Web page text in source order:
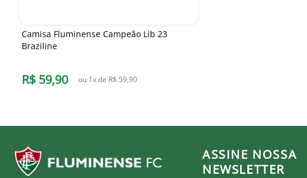
Camisa Fluminense Campeão Lib 23
Braziline
R$ 59,90 ou 1x de R$ 59,90
ASSINE NOSSA
NEWSLETTER